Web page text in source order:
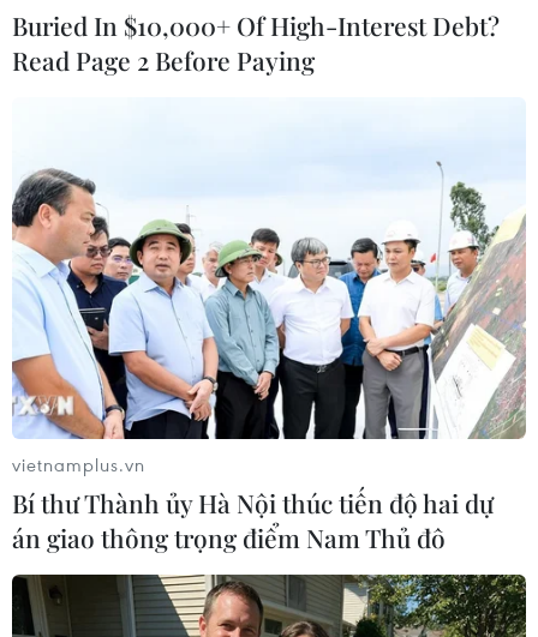
Giang Lê Văn Hưởng cũng đã cho đắp đập trên
kênh Nguyễn Tấn Thành cùng 9 đập phụ khác
Tâm (thành phố Mỹ Tho) xử lý, cấp nước phục
vụ 800.000 dân thành phố Mỹ Tho và các huyện,
thị duyên hải Gò Công.
Chính nhờ những giải pháp quyết liệt trên, tình
hình cấp nước sinh hoạt trong mùa khô 2020 tại
các huyện, thị duyên hải phía Đông đang được
cải thiện, giảm nhẹ thiệt hại do hạn mặn gây ra,
ổn định cuộc sống nhân dân./.
(TTXVN/Vietnam+)
Buried In $10,000+ Of High-Interest Debt?
Read Page 2 Before Paying
vietnamplus.vn
Bí thư Thành ủy Hà Nội thúc tiến độ hai dự
án giao thông trọng điểm Nam Thủ đô